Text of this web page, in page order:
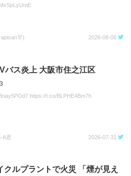
2026-08-06
バス炎上 大阪市住之江区
https://t.co/BLPHE4Bm7h
A君 2026-07-31
ルプラントで火災 「煙が見え